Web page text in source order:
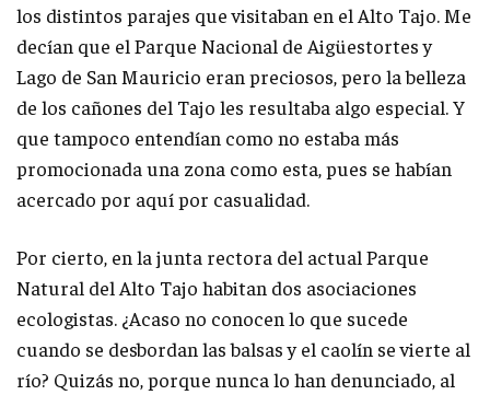
los distintos parajes que visitaban en el Alto Tajo. Me
decían que el Parque Nacional de Aigüestortes y
Lago de San Mauricio eran preciosos, pero la belleza
de los cañones del Tajo les resultaba algo especial. Y
que tampoco entendían como no estaba más
promocionada una zona como esta, pues se habían
acercado por aquí por casualidad.
Por cierto, en la junta rectora del actual Parque
Natural del Alto Tajo habitan dos asociaciones
ecologistas. ¿Acaso no conocen lo que sucede
cuando se desbordan las balsas y el caolín se vierte al
río? Quizás no, porque nunca lo han denunciado, al